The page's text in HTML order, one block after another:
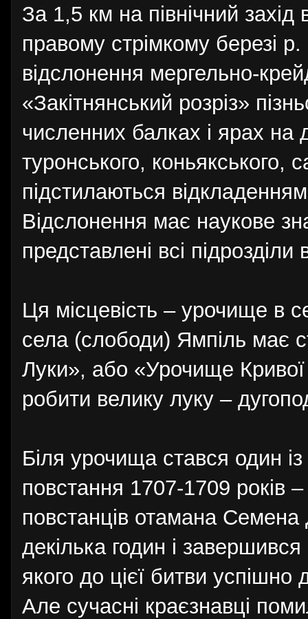
За 1,5 км на північний
правому стрімкому березі
відслонення мергельно-
«Закітнянський розріз»
численних балках і ярах на
туронського, коньякського,
підстилаються
Відслонення має наукове
представлені всі
Ця місцевість – урочище в
села (слободи) Ямпіль має
Луки», або «Урочище Кривої
робити велику луку –
Біля урочища стався один із
повстання 1707-1709 років
повстанців отамана Семена
декілька годин і
якого до цієї битви успішно
Але сучасні краєзнавці